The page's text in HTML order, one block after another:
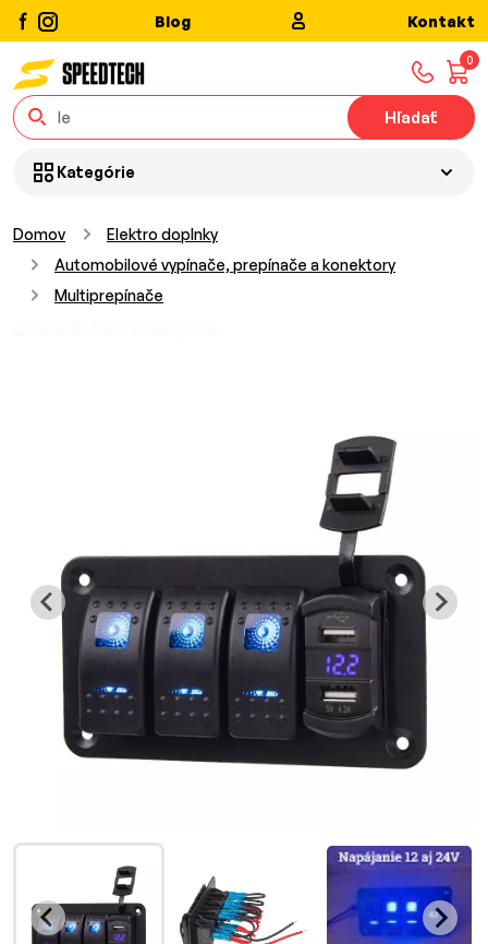
Blog Kontakt
0
Hľadať
Kategórie
Domov
Elektro doplnky
Automobilové vypínače, prepínače a konektory
Multiprepínače